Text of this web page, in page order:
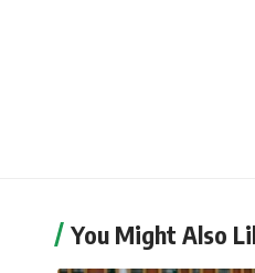
You Might Also